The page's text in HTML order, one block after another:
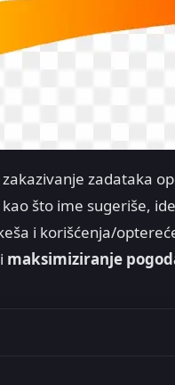
zadataka
kao što ime sugeriše,
i korišćenja/
maksimiziranje